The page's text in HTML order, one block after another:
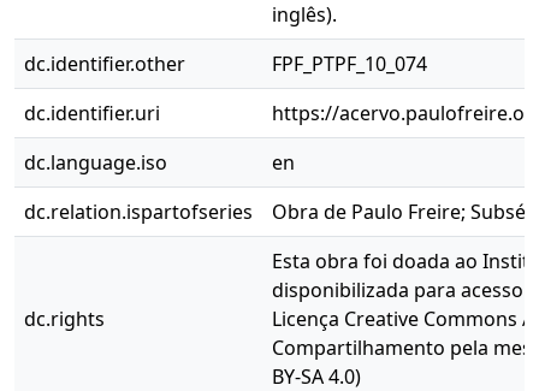
inglês).
dc.identifier.other
FPF_PTPF_10_074
dc.identifier.uri
https://
dc.language.iso
en
dc.relation.ispartofseries
Obra de Paulo Freire;
dc.rights
Esta obra foi doada ao
disponibilizada para acesso
Licença Creative Commons
Compartilhamento pela
BY-SA 4.0)